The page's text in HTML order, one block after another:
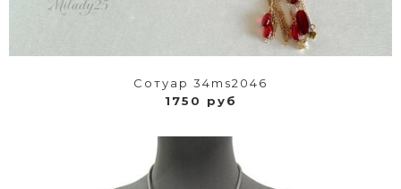
Сотуар 34ms2046
1750 руб